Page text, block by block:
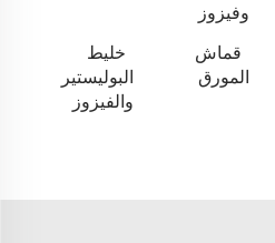
وفيزوز
قماش
المورق
خليط
البوليستير
والفيزوز